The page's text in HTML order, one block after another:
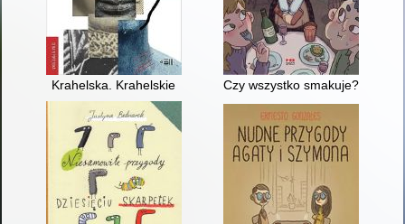
Krahelska. Krahelskie Czy wszystko smakuje?